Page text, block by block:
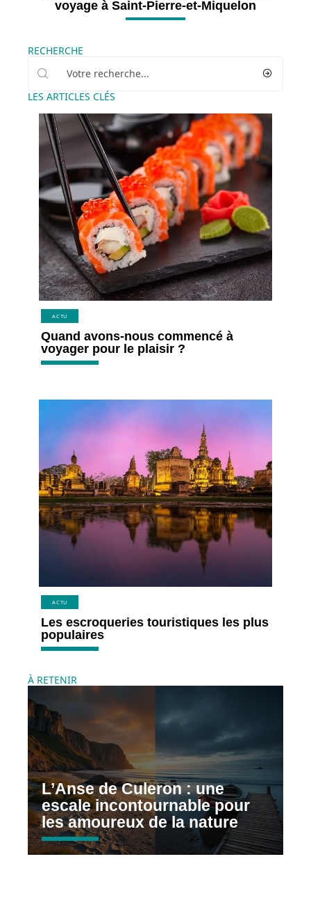
voyage à Saint-Pierre-et-Miquelon
RECHERCHE
LES ARTICLES CLÉS
ACTU
Quand avons-nous commencé à
voyager pour le plaisir ?
ACTU
Les escroqueries touristiques les plus
populaires
À RETENIR
L’Anse de Culeron : une
escale incontournable pour
les amoureux de la nature